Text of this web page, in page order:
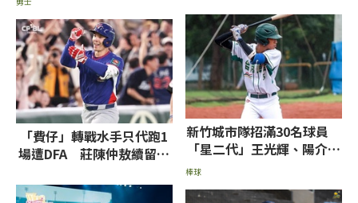
勇士
「費仔」轉戰水手只代跑1
動家下放3A
新竹城市隊招滿30名球員
「星二代」王光輝、陽介仁
棒球